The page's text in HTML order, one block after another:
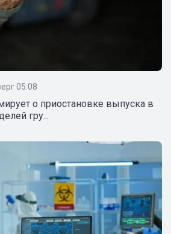
05:08
о приостановке выпуска в
гру...